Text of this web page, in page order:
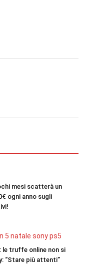
mesi scatterà un
ogni anno sugli
le truffe online non si
“Stare più attenti”